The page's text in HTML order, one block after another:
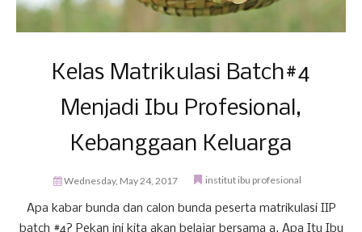
Kelas Matrikulasi Batch#4
Menjadi Ibu Profesional,
Kebanggaan Keluarga
Wednesday, May 24, 2017 institut ibu profesional
Apa kabar bunda dan calon bunda peserta matrikulasi IIP
batch #4? Pekan ini kita akan belajar bersama a. Apa Itu Ibu